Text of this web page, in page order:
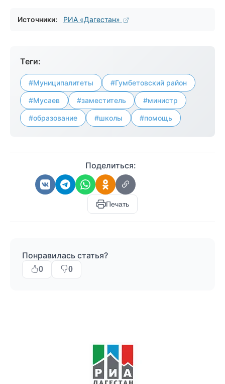
Источники: РИА «Дагестан»
Теги:
#Муниципалитеты #Гумбетовский район
#Мусаев #заместитель #министр
#образование #школы #помощь
Поделиться:
Печать
Понравилась статья?
0 0